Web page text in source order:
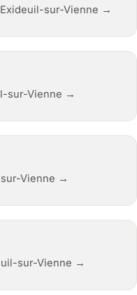
Exideuil-sur-Vienne →
sur-Vienne →
sur-Vienne →
sur-Vienne →